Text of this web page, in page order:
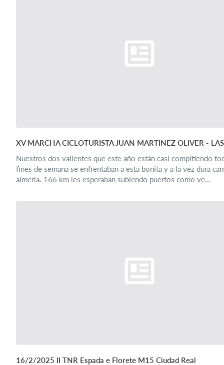
XV MARCHA CICLOTURISTA JUAN MARTINEZ OLIVER -
Nuestros dos valientes que este año están casi compitiendo
fines de semana se enfrentaban a esta bonita y a la vez dura
almeria. 166 km les esperaban subiendo puertos como ve...
16/2/2025 II TNR Espada e Florete M15 Ciudad Real